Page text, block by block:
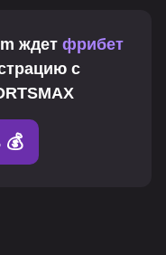
ждет фрибет
с
💰